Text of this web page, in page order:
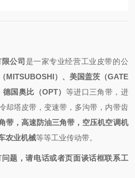
公司 是一家专业经营工业皮带的公
MITSUBOSHI）、美国盖茨（GATE
国奥比（OPT） 等进口三角带，进
却塔皮带，变速带，多沟带，内带齿
带，高速防油三角带，空压机空调机
农业机械等等工业传动带。
题，请电话或者页面谈话框联系工